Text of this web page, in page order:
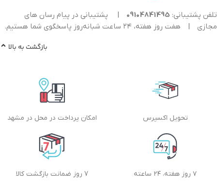
تلفن پشتیبانی: 09104841495
|
پشتیبانی در پیام رسان های
مجازی
| هفت روز هفته، ۲۴ ساعت شبانه‌روز پاسخگوی شما هستیم.
بازگشت به بالا
تحویل اکسپرس امکان پرداخت در محل در مشهد
۷ روز هفته، ۲۴ ساعته 7 روز ضمانت بازگشت کالا